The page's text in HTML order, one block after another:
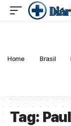
Home Brasil
Tag: